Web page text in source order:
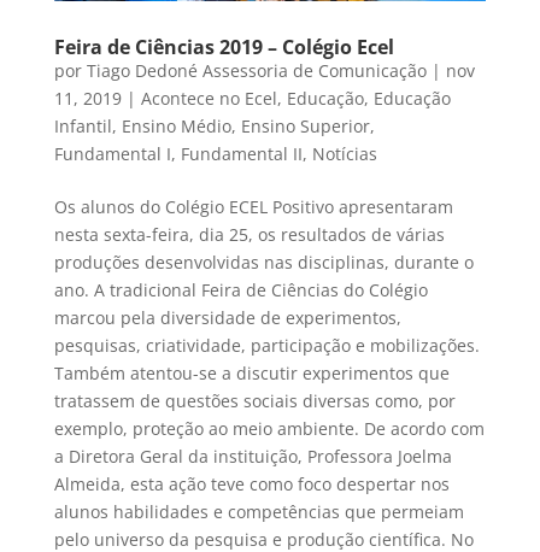
Feira de Ciências 2019 – Colégio Ecel
por Tiago Dedoné Assessoria de Comunicação| nov
11, 2019| Acontece no Ecel, Educação, Educação
Infantil, Ensino Médio, Ensino Superior,
Fundamental I, Fundamental II, Notícias
Os alunos do Colégio ECEL Positivo apresentaram
nesta sexta-feira, dia 25, os resultados de várias
produções desenvolvidas nas disciplinas, durante o
ano. A tradicional Feira de Ciências do Colégio
marcou pela diversidade de experimentos,
pesquisas, criatividade, participação e mobilizações.
Também atentou-se a discutir experimentos que
tratassem de questões sociais diversas como, por
exemplo, proteção ao meio ambiente. De acordo com
a Diretora Geral da instituição, Professora Joelma
Almeida, esta ação teve como foco despertar nos
alunos habilidades e competências que permeiam
pelo universo da pesquisa e produção científica. No